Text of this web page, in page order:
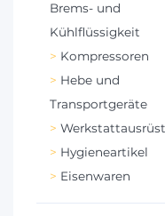
Brems- und
Kühlflüssigkeit
Kompressoren
Hebe und
Transportgeräte
Hygieneartikel
Eisenwaren